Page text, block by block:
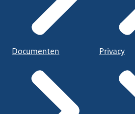
Documenten Privacy